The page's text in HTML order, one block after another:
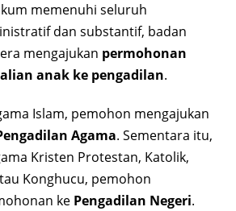
memenuhi seluruh
dan substantif, badan
mengajukan permohonan
anak ke pengadilan.
Islam, pemohon mengajukan
Agama. Sementara itu,
Kristen Protestan, Katolik,
Konghucu, pemohon
ke Pengadilan Negeri.